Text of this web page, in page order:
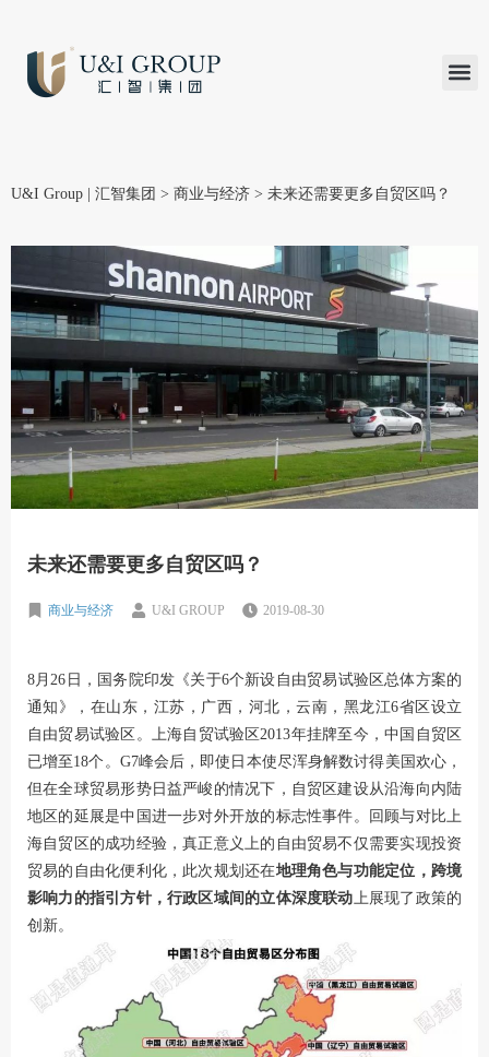
U&I Group | 汇智集团 > 商业与经济 > 未来还需要更多自贸区吗？
未来还需要更多自贸区吗？
商业与经济 U&I GROUP 2019-08-30
8月26日，国务院印发《关于6个新设自由贸易试验区总体方案的
通知》，在山东，江苏，广西，河北，云南，黑龙江6省区设立
自由贸易试验区。上海自贸试验区2013年挂牌至今，中国自贸区
已增至18个。G7峰会后，即使日本使尽浑身解数讨得美国欢心，
但在全球贸易形势日益严峻的情况下，自贸区建设从沿海向内陆
地区的延展是中国进一步对外开放的标志性事件。回顾与对比上
海自贸区的成功经验，真正意义上的自由贸易不仅需要实现投资
贸易的自由化便利化，此次规划还在地理角色与功能定位，跨境
影响力的指引方针，行政区域间的立体深度联动 上展现了政策的
创新。